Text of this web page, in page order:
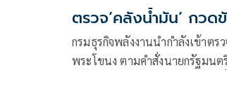
ตรวจ‘คลังนํ้ามัน’ กว
กรมธุรกิจพลังงานนำกำลังเข้าตร
พระโขนง ตามคำสั่งนายกรัฐมน